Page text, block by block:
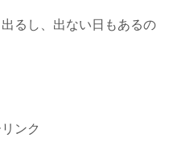
るし、出ない日もあるの
ンク